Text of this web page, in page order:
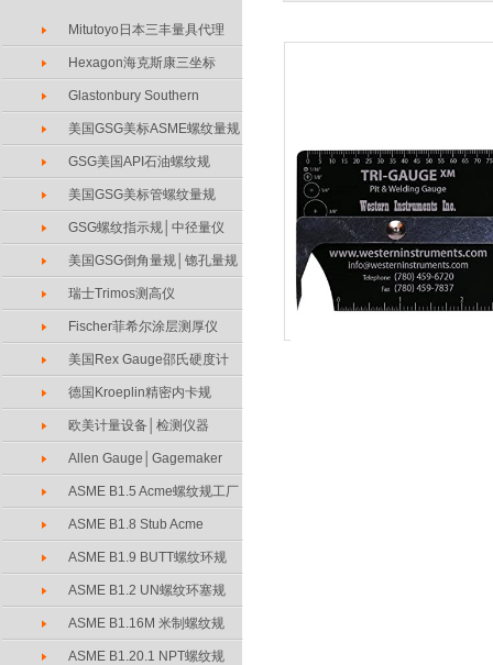
Mitutoyo日本三丰量具代理
Hexagon海克斯康三坐标
Glastonbury Southern
美国GSG美标ASME螺纹量规
GSG美国API石油螺纹规
美国GSG美标管螺纹量规
GSG螺纹指示规│中径量仪
美国GSG倒角量规│锪孔量规
瑞士Trimos测高仪
Fischer菲希尔涂层测厚仪
美国Rex Gauge邵氏硬度计
德国Kroeplin精密内卡规
欧美计量设备│检测仪器
Allen Gauge│Gagemaker
ASME B1.5 Acme螺纹规工厂
ASME B1.8 Stub Acme
ASME B1.9 BUTT螺纹环规
ASME B1.2 UN螺纹环塞规
ASME B1.16M 米制螺纹规
ASME B1.20.1 NPT螺纹规